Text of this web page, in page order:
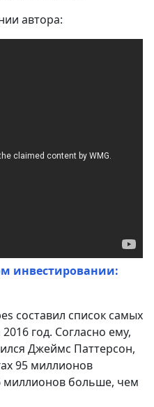
автора:
инвестировании:
составил список самых
год. Согласно ему,
Джеймс Паттерсон,
95 миллионов
миллионов больше, чем